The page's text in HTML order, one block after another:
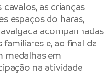
as crianças
espaços do haras,
acompanhadas
e, ao final da
medalhas em
na atividade